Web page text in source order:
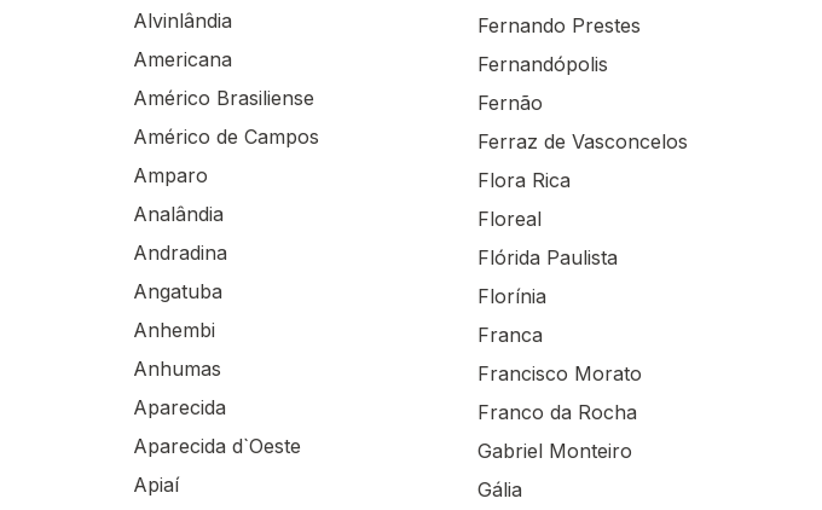
Alvinlândia
Americana
Américo Brasiliense
Américo de Campos
Amparo
Analândia
Andradina
Angatuba
Anhembi
Anhumas
Aparecida
Aparecida d`Oeste
Apiaí
Fernando Prestes
Fernandópolis
Fernão
Ferraz de Vasconcelos
Flora Rica
Floreal
Flórida Paulista
Florínia
Franca
Francisco Morato
Franco da Rocha
Gabriel Monteiro
Gália